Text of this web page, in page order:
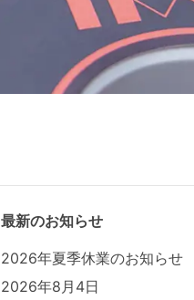
最新のお知らせ
2026年夏季休業のお知らせ
2026年8月4日